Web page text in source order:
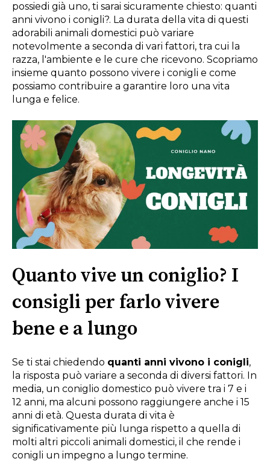
possiedi già uno, ti sarai sicuramente chiesto: quanti
anni vivono i conigli?. La durata della vita di questi
adorabili animali domestici può variare
notevolmente a seconda di vari fattori, tra cui la
razza, l'ambiente e le cure che ricevono. Scopriamo
insieme quanto possono vivere i conigli e come
possiamo contribuire a garantire loro una vita
lunga e felice.
Quanto vive un coniglio? I
consigli per farlo vivere
bene e a lungo
Se ti stai chiedendo quanti anni vivono i conigli,
la risposta può variare a seconda di diversi fattori. In
media, un coniglio domestico può vivere tra i 7 e i
12 anni, ma alcuni possono raggiungere anche i 15
anni di età. Questa durata di vita è
significativamente più lunga rispetto a quella di
molti altri piccoli animali domestici, il che rende i
conigli un impegno a lungo termine.